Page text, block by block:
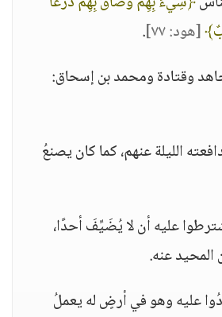
[هود: ٧٧]
.
وقتادة ومحمد بن إسحاق:
الليلة عنهم، كما كان يصنعُ
عليه أن لا يُضَيِّفَ أحدًا،
المحيد عنه.
عليه وهو في أرضٍ له يعملُ